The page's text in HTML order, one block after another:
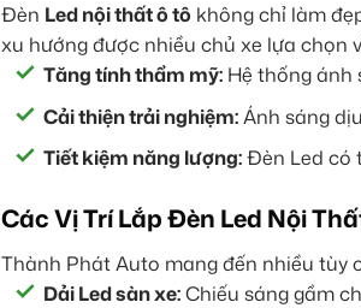
Đèn Led nội thất ô tô không chỉ làm
xu hướng được nhiều chủ xe lựa chọn
Tăng tính thẩm mỹ:Hệ thống ánh
Cải thiện trải nghiệm:Ánh sáng
Tiết kiệm năng lượng:Đèn Led có
Các Vị Trí Lắp Đèn Led Nội
Thành Phát Auto mang đến nhiều tùy
Dải Led sàn xe:Chiếu sáng gầm